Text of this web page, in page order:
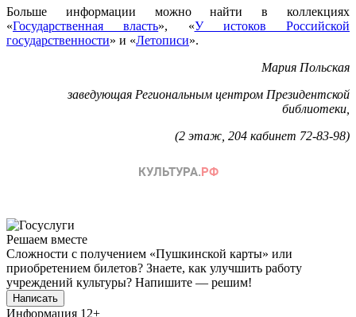
Больше информации можно найти в коллекциях
«Государственная власть», «У истоков Российской
государственности» и «Летописи».
Мария Польская
заведующая Региональным центром Президентской
библиотеки,
(2 этаж, 204 кабинет 72-83-98)
Решаем вместе
Сложности с получением «Пушкинской карты» или
приобретением билетов? Знаете, как улучшить работу
учреждений культуры? Напишите — решим!
Написать
Информация 12+